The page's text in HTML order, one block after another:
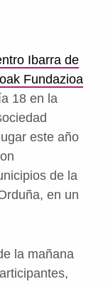
Ibarra de
Fundazioa
18 en la
este año
de la
en un
la mañana